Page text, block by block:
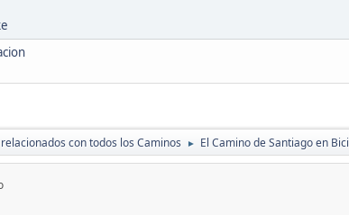
con todos los Caminos ► El Camino de Santiago en Bici